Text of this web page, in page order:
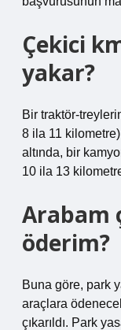
Çekici
yakar?
Bir traktör-
8 ila 11
altında, bir
10 ila 13
Arabam
öderim?
Buna göre, park
araçlara
çıkarıldı. Park